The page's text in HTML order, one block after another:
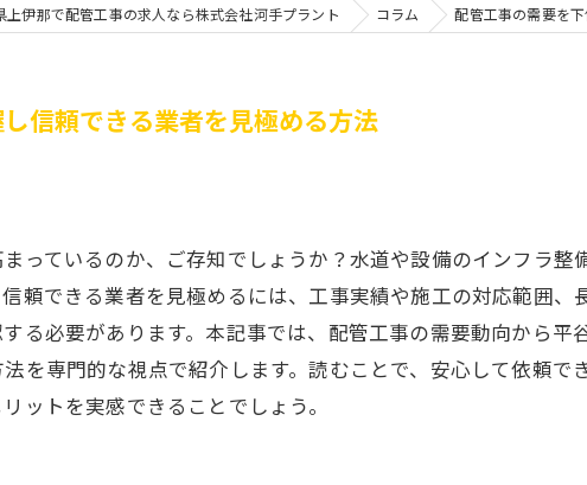
上伊那で配管工事の求人なら株式会社河手プラント コラム 配管工事の需要を
信頼できる業者を見極める方法
っているのか、ご存知でしょうか？水道や設備のインフラ整
頼できる業者を見極めるには、工事実績や施工の対応範囲、
る必要があります。本記事では、配管工事の需要動向から平
を専門的な視点で紹介します。読むことで、安心して依頼で
ットを実感できることでしょう。